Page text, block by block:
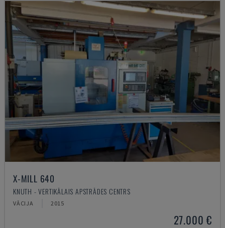
X-MILL 640
KNUTH - VERTIKĀLAIS APSTRĀDES CENTRS
VĀCIJA 2015
27.000 €